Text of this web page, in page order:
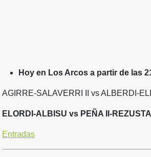
Hoy en Los Arcos a partir de las
AGIRRE-SALAVERRI II vs ALBERDI-
ELORDI-ALBISU vs PEÑA II-REZUSTA
Entradas